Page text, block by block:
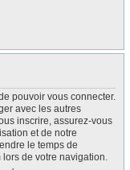
pouvoir vous connecter.
avec les autres
inscrire, assurez-vous
et de notre
le temps de
de votre navigation.